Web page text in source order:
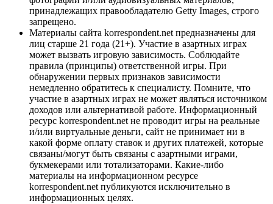
принадлежащих правообладателю Getty Images, строго
запрещено.
Материалы сайта korrespondent.net предназначены для
лиц старше 21 года (21+). Участие в азартных играх
может вызвать игровую зависимость. Соблюдайте
правила (принципы) ответственной игры. При
обнаружении первых признаков зависимости
немедленно обратитесь к специалисту. Помните, что
участие в азартных играх не может являться источником
доходов или альтернативой работе. Информационный
ресурс korrespondent.net не проводит игры на реальные
и/или виртуальные деньги, сайт не принимает ни в
какой форме оплату ставок и других платежей, которые
связаны/могут быть связаны с азартными играми,
букмекерами или тотализаторами. Какие-либо
материалы на информационном ресурсе
korrespondent.net публикуются исключительно в
информационных целях.